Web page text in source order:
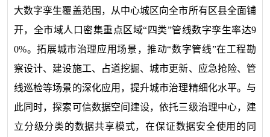
大数字孪生覆盖范围，从中心城区向全市所有区县全面铺
开，全市域人口密集重点区域“四类”管线数字孪生率达9
0%。拓展城市治理应用场景，推动“数字管线”在工程勘
察设计、建设施工、占道挖掘、城市更新、应急抢险、管
线巡检等场景的深化应用，提升城市治理精细化水平。与
此同时，探索可信数据空间建设，依托三级治理中心，建
立分级分类的数据共享模式，在保证数据安全使用的同